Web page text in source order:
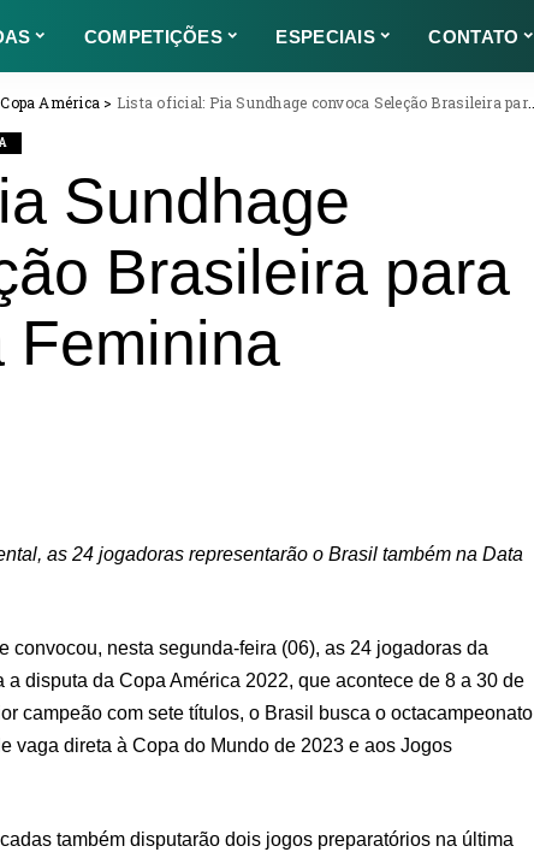
COMPETIÇÕES ESPECIAIS CONTATO
Copa América > Lista oficial: Pia Sundhage convoca Seleção Brasileira para Copa América Feminina
Sundhage
Brasileira para
Feminina
as 24 jogadoras representarão o Brasil também na Data
convocou, nesta segunda-feira (06), as 24 jogadoras da
a disputa da Copa América 2022, que acontece de 8 a 30 de
campeão com sete títulos, o Brasil busca o octacampeonato
vaga direta à Copa do Mundo de 2023 e aos Jogos
também disputarão dois jogos preparatórios na última